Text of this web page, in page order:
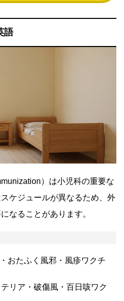
語
）は小児科の重要な
ケジュールが異なるため、外
なることがあります。
おたふく風邪・風疹ワクチ
リア・破傷風・百日咳ワク